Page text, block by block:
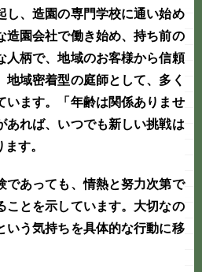
し、造園の専門学校に通い始め
造園会社で働き始め、持ち前の
人柄で、地域のお客様から信頼
域密着型の庭師として、多く
います。「年齢は関係ありませ
あれば、いつでも新しい挑戦は
す。
であっても、情熱と努力次第で
ことを示しています。大切なの
いう気持ちを具体的な行動に移